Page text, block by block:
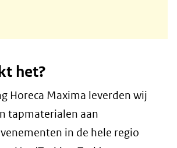
het?
Horeca Maxima leverden wij
tapmaterialen aan
in de hele regio